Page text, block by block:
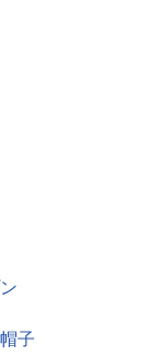
帽子